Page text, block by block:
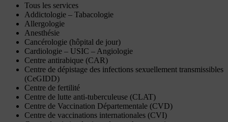
Tous les services
Addictologie – Tabacologie
Allergologie
Anesthésie
Cancérologie (hôpital de jour)
Cardiologie – USIC – Angiologie
Centre antirabique (CAR)
Centre de dépistage des infections sexuellement transmissibles
(CeGIDD)
Centre de fertilité
Centre de lutte anti-tuberculeuse (CLAT)
Centre de Vaccination Départementale (CVD)
Centre de vaccinations internationales (CVI)